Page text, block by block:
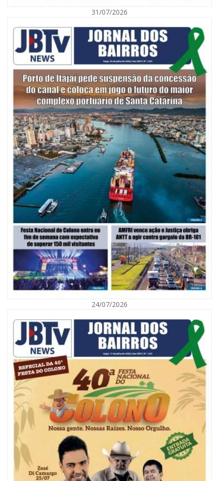
Itajaí avança na implantação do Método Wolbachia para o combate à
ITAPEMA
05/08/2026 | 07:00
Viva Praia terá edição especial de Dia dos Pais com atrações para toda a
NAVEGANTES
31/07/2026
24/07/2026